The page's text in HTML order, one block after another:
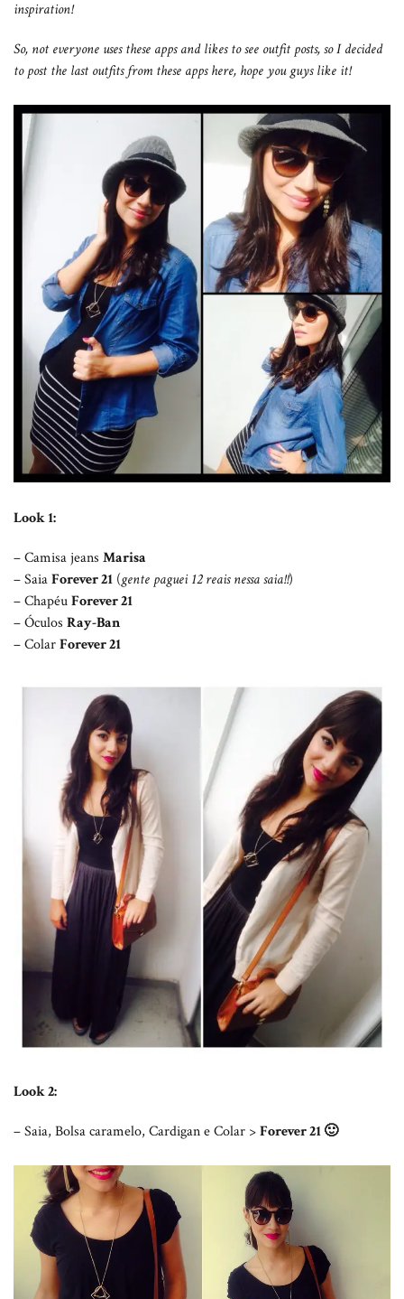
inspiration!
So, not everyone uses these apps and likes to see outfit posts, so I decided
to post the last outfits from these apps here, hope you guys like it!
Look 1:
– Camisa jeans Marisa
– SaiaForever 21 (gente paguei 12 reais nessa saia!!)
– ChapéuForever 21
– Óculos Ray-Ban
– ColarForever 21
Look 2:
– Saia, Bolsa caramelo, Cardigan e Colar >Forever 21 🙂